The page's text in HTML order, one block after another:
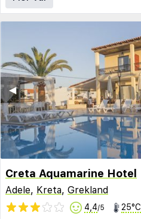
◀︎
Creta Aquamarine Hotel
Adele, Kreta, Grekland
4,4/5 25°C